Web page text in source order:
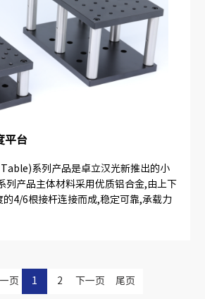
平台
系列产品是卓立汉光新推出的小
列产品主体材料采用优质铝合金,由上下
的4/6根接杆连接而成,稳定可靠,承载力
一页 1 2 下一页 尾页